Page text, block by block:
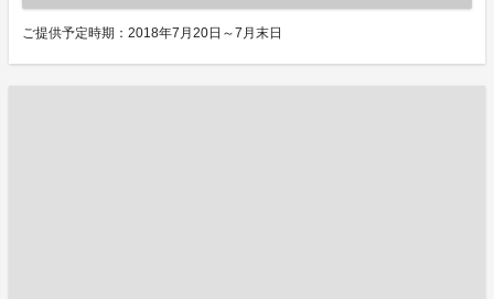
ご提供予定時期：2018年7月20日～7月末日